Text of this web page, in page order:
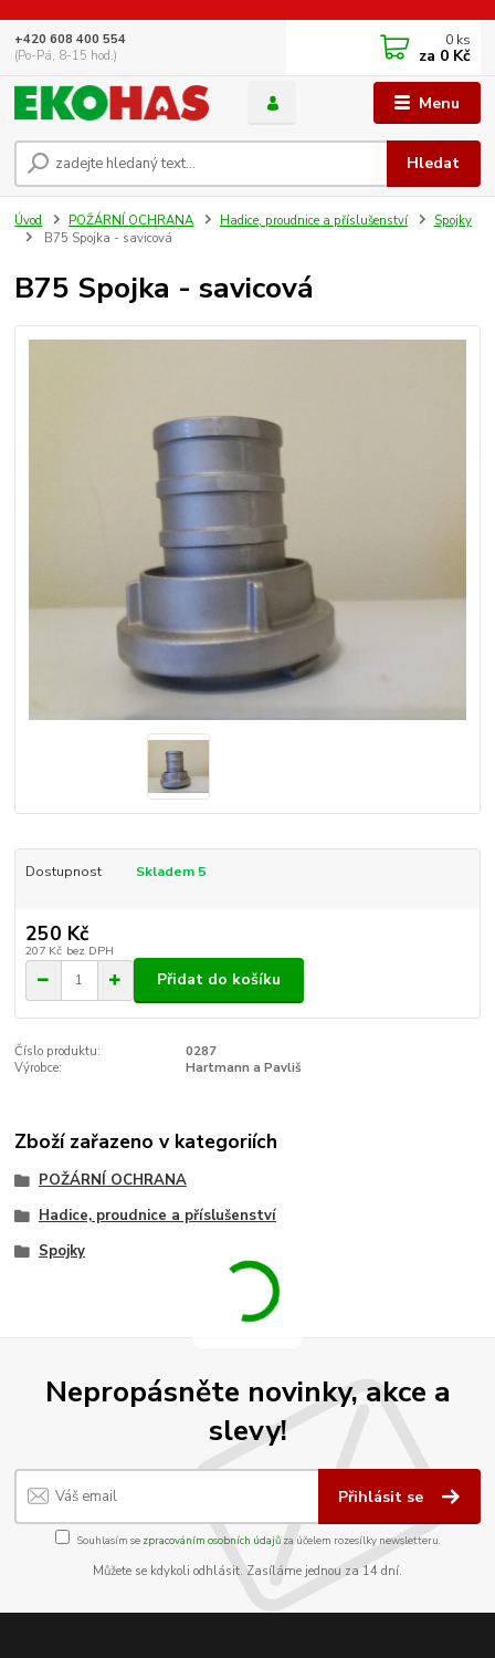
Menu
Hledat
+420 608 400 554
(Po-Pá, 8-15 hod.)
0 ks
za 0 Kč
Úvod POŽÁRNÍ OCHRANA Hadice, proudnice a příslušenství
Spojky
B75 Spojka - savicová
B75 Spojka - savicová
Dostupnost Skladem 5
250 Kč
207 Kč bez DPH
Přidat do košíku
Číslo produktu:
0287
Výrobce:
Hartmann a Pavliš
Zboží zařazeno v kategoriích
POŽÁRNÍ OCHRANA
Hadice, proudnice a příslušenství
Spojky
Nepropásněte novinky, akce a
slevy!
Přihlásit se
Souhlasím se zpracováním osobních údajůza účelem rozesílky newsletteru.
Můžete se kdykoli odhlásit. Zasíláme jednou za 14 dní.